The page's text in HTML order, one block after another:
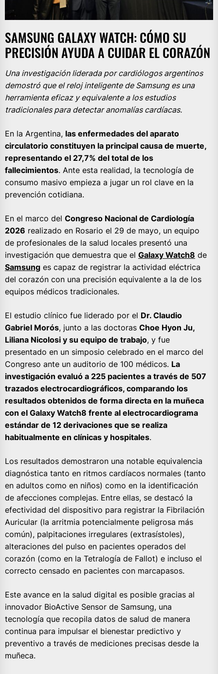
SAMSUNG GALAXY WATCH: CÓMO SU
PRECISIÓN AYUDA A CUIDAR EL CORAZÓN
Una investigación liderada por cardiólogos argentinos
demostró que el reloj inteligente de Samsung es una
herramienta eficaz y equivalente a los estudios
tradicionales para detectar anomalías cardíacas.
En la Argentina, las enfermedades del aparato
circulatorio constituyen la principal causa de muerte,
representando el 27,7% del total de los
fallecimientos. Ante esta realidad, la tecnología de
consumo masivo empieza a jugar un rol clave en la
prevención cotidiana.
En el marco del Congreso Nacional de Cardiología
2026 realizado en Rosario el 29 de mayo, un equipo
de profesionales de la salud locales presentó una
investigación que demuestra que el Galaxy Watch8 de
Samsung es capaz de registrar la actividad eléctrica
del corazón con una precisión equivalente a la de los
equipos médicos tradicionales.
El estudio clínico fue liderado por el Dr. Claudio
Gabriel Morós, junto a las doctoras Choe Hyon Ju,
Liliana Nicolosi y su equipo de trabajo, y fue
presentado en un simposio celebrado en el marco del
Congreso ante un auditorio de 100 médicos. La
investigación evaluó a 225 pacientes a través de 507
trazados electrocardiográficos, comparando los
resultados obtenidos de forma directa en la muñeca
con el Galaxy Watch8 frente al electrocardiograma
estándar de 12 derivaciones que se realiza
habitualmente en clínicas y hospitales.
Los resultados demostraron una notable equivalencia
diagnóstica tanto en ritmos cardíacos normales (tanto
en adultos como en niños) como en la identificación
de afecciones complejas. Entre ellas, se destacó la
efectividad del dispositivo para registrar la Fibrilación
Auricular (la arritmia potencialmente peligrosa más
común), palpitaciones irregulares (extrasístoles),
alteraciones del pulso en pacientes operados del
corazón (como en la Tetralogía de Fallot) e incluso el
correcto censado en pacientes con marcapasos.
Este avance en la salud digital es posible gracias al
innovador BioActive Sensor de Samsung, una
tecnología que recopila datos de salud de manera
continua para impulsar el bienestar predictivo y
preventivo a través de mediciones precisas desde la
muñeca.